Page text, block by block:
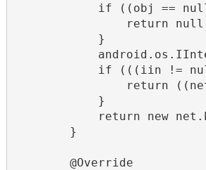
if ((obj ==
return
            }
if (((iin !=
return
            }
return new
        }
        @Override